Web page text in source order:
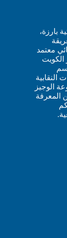
بارزة،
معتمد
النقابية
الوجيز
المعرفة